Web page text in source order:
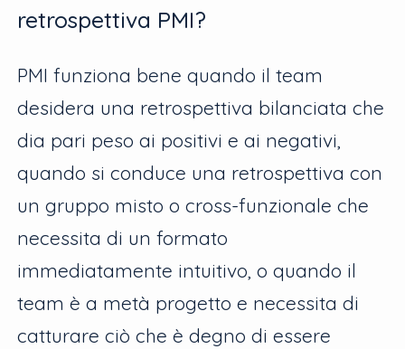
retrospettiva PMI?
PMI funziona bene quando il team
desidera una retrospettiva bilanciata che
dia pari peso ai positivi e ai negativi,
quando si conduce una retrospettiva con
un gruppo misto o cross-funzionale che
necessita di un formato
immediatamente intuitivo, o quando il
team è a metà progetto e necessita di
catturare ciò che è degno di essere